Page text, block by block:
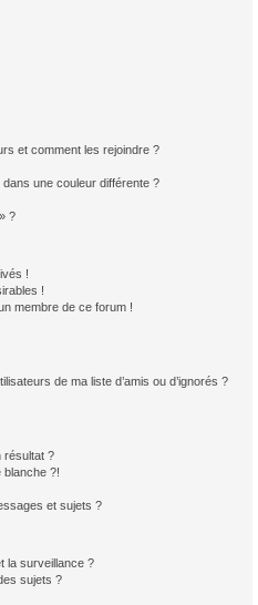
et comment les rejoindre ?
une couleur différente ?
?
!
!
membre de ce forum !
de ma liste d’amis ou d’ignorés ?
résultat ?
blanche ?!
et sujets ?
la surveillance ?
sujets ?